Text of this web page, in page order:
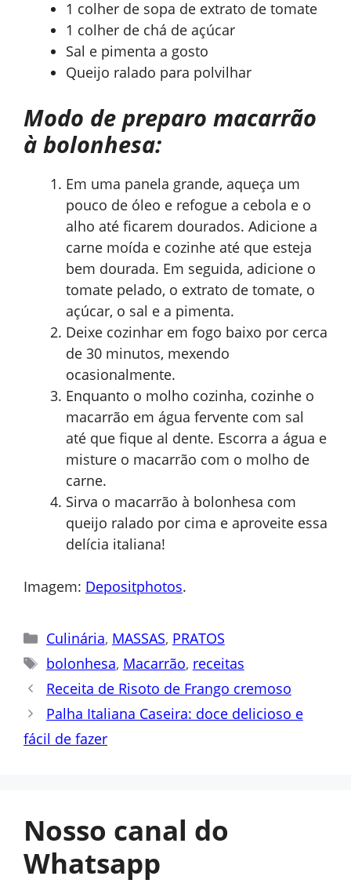
1 colher de sopa de extrato de tomate
1 colher de chá de açúcar
Sal e pimenta a gosto
Queijo ralado para polvilhar
Modo de preparo macarrão
à bolonhesa:
Em uma panela grande, aqueça um
pouco de óleo e refogue a cebola e o
alho até ficarem dourados. Adicione a
carne moída e cozinhe até que esteja
bem dourada. Em seguida, adicione o
tomate pelado, o extrato de tomate, o
açúcar, o sal e a pimenta.
Deixe cozinhar em fogo baixo por cerca
de 30 minutos, mexendo
ocasionalmente.
Enquanto o molho cozinha, cozinhe o
macarrão em água fervente com sal
até que fique al dente. Escorra a água e
misture o macarrão com o molho de
carne.
Sirva o macarrão à bolonhesa com
queijo ralado por cima e aproveite essa
delícia italiana!
Imagem: Depositphotos.
Categorias
Culinária, MASSAS, PRATOS
Tags
bolonhesa, Macarrão, receitas
Receita de Risoto de Frango cremoso
Palha Italiana Caseira: doce delicioso e
fácil de fazer
Nosso canal do
Whatsapp